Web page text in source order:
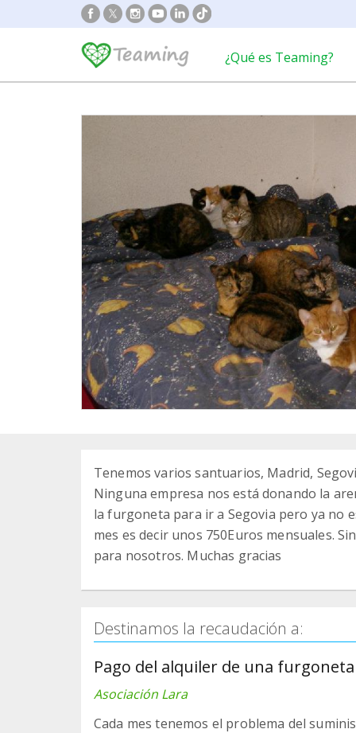
¿Qué es Teaming?
Tenemos varios santuarios, Madrid,
Ninguna empresa nos está donando la
la furgoneta para ir a Segovia pero ya no
mes es decir unos 750Euros mensuales.
para nosotros. Muchas gracias
Destinamos la recaudación a:
Pago del alquiler de una furgoneta
Asociación Lara
Cada mes tenemos el problema del